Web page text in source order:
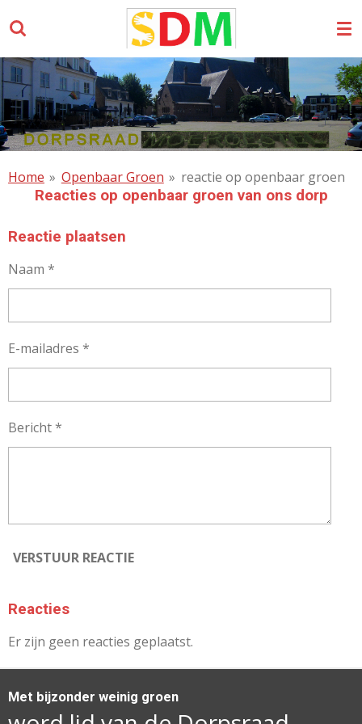
direct
naar
de
hoofdinhoud
Home » Openbaar Groen » reactie op openbaar groen
Reacties op openbaar groen van ons dorp
Reactie plaatsen
Naam *
E-mailadres *
Bericht *
VERSTUUR REACTIE
Reacties
Er zijn geen reacties geplaatst.
Met bijzonder weinig groen